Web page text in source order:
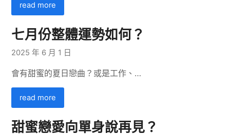
read more
七月份整體運勢如何？
2025 年 6 月 1 日
會有甜蜜的夏日戀曲？或是工作、…
read more
甜蜜戀愛向單身說再見？